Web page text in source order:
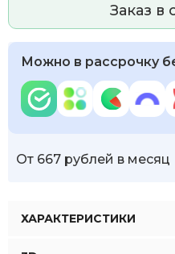
Заказ в
Можно в рассрочку
От 667 рублей в месяц
ХАРАКТЕРИСТИКИ